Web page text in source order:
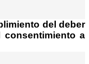
del deber
a